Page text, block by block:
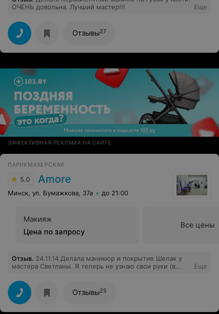
ОЧЕНЬ довольна. Лучший мастер!!!
Еще
Отзывы27
ЭФФЕКТИВНАЯ РЕКЛАМА НА САЙТЕ
ПАРИКМАХЕРСКАЯ
5.0 Amore
Минск, ул. Бумажкова, 37а до 21:00
Макияж
Цена по запросу
Все цены
Отзыв. 24.11.14 Делала маникюр и покрытие Шелак у
мастера Светланы. Я теперь не узнаю свои руки (в
не спеша. В общем в будущем я их постоянная
клиентка!!!!!
Еще
Отзывы25